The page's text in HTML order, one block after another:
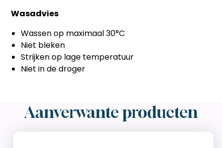
Wasadvies
Wassen op maximaal 30°C
Niet bleken
Strijken op lage temperatuur
Niet in de droger
Aanverwante producten